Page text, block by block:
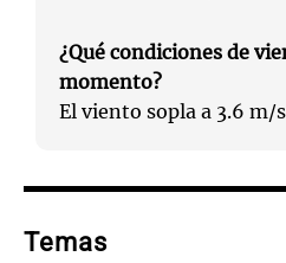
¿Qué condiciones de
momento?
El viento sopla a 3.6 m/
Temas